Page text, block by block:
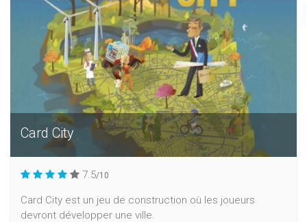
Card City
7.5/10
Card City est un jeu de construction où les joueurs
devront développer une ville.